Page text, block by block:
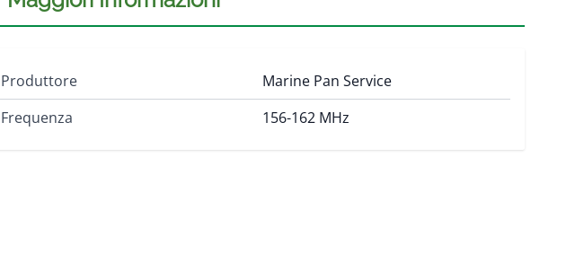
Produttore
Marine Pan Service
Frequenza
156-162 MHz